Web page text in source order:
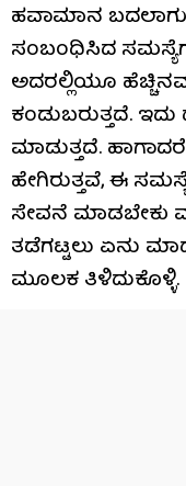
ಹವಾಮಾನ
ಸಂಬಂಧಿಸಿದ
ಅದರಲ್ಲಿಯೂ
ಕಂಡುಬರುತ್ತದೆ.
ಮಾಡುತ್ತದೆ.
ಹೇಗಿರುತ್ತವೆ, ಈ
ಸೇವನೆ ಮಾಡಬೇಕು
ತಡೆಗಟ್ಟಲು ಏನು
ಮೂಲಕ ತಿಳಿದುಕೊಳ್ಳಿ.